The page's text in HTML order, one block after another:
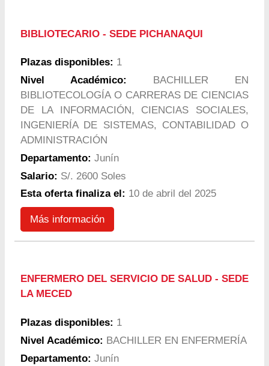
BIBLIOTECARIO - SEDE PICHANAQUI
Plazas disponibles: 1
Nivel Académico:
BACHILLER EN
BIBLIOTECOLOGÍA O CARRERAS DE CIENCIAS
DE LA INFORMACIÓN, CIENCIAS SOCIALES,
INGENIERÍA DE SISTEMAS, CONTABILIDAD O
ADMINISTRACIÓN
Departamento: Junín
Salario: S/. 2600 Soles
Esta oferta finaliza el: 10 de abril del 2025
Más información
ENFERMERO DEL SERVICIO DE SALUD - SEDE
LA MECED
Plazas disponibles: 1
Nivel Académico: BACHILLER EN ENFERMERÍA
Departamento: Junín